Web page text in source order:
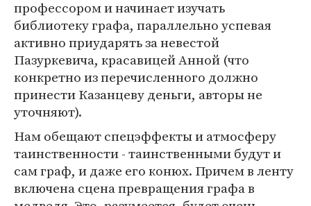
профессором и начинает изучать
библиотеку графа, параллельно успевая
активно приударять за невестой
Пазуркевича, красавицей Анной (что
конкретно из перечисленного должно
принести Казанцеву деньги, авторы не
уточняют).
Нам обещают спецэффекты и атмосферу
таинственности - таинственными будут и
сам граф, и даже его конюх. Причем в ленту
включена сцена превращения графа в